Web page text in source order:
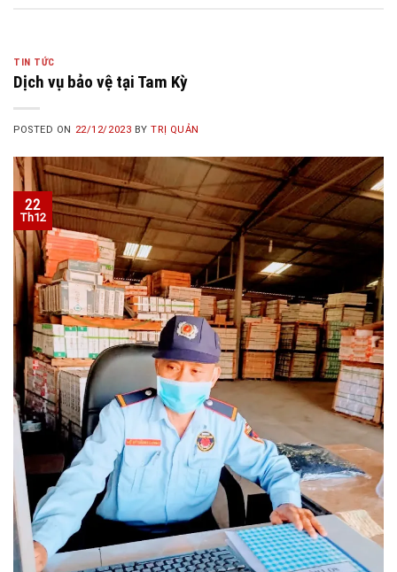
TIN TỨC
Dịch vụ bảo vệ tại Tam Kỳ
POSTED ON 22/12/2023 BYTRỊ QUẢN
22
Th12